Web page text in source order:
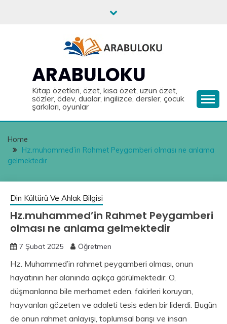
ARABULOKU
Kitap özetleri, özet, kısa özet, uzun özet,
sözler, ödev, dualar, ingilizce, dersler, çocuk
şarkıları, oyunlar
Home
Hz.muhammed’in Rahmet Peygamberi olması ne anlama
gelmektedir
Din Kültürü Ve Ahlak Bilgisi
Hz.muhammed’in Rahmet Peygamberi
olması ne anlama gelmektedir
7 Şubat 2025 Öğretmen
Hz. Muhammed’in rahmet peygamberi olması, onun
hayatının her alanında açıkça görülmektedir. O,
düşmanlarına bile merhamet eden, fakirleri koruyan,
hayvanları gözeten ve adaleti tesis eden bir liderdi. Bugün
de onun rahmet anlayışı, toplumsal barışı ve insan